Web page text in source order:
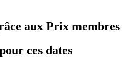
aux Prix membres
ces dates